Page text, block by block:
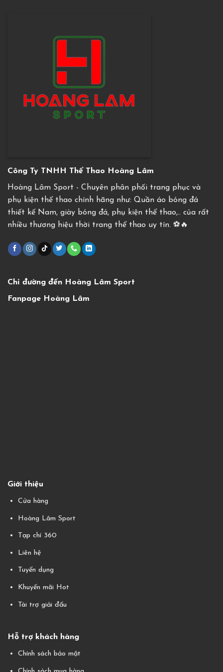
Công Ty TNHH Thể Thao Hoàng Lâm
Hoàng Lâm Sport - Chuyên phân phối trang phục và
phụ kiện thể thao chính hãng như: Quần áo bóng đá
thiết kế Nam, giày bóng đá, phụ kiện thể thao,.. của rất
nhiều thương hiệu thời trang thể thao uy tín. ⚽️🔥
Giới thiệu
Cửa hàng
Hoàng Lâm Sport
Tạp chí 360
Liên hệ
Tuyển dụng
Khuyến mãi Hot
Tài trợ giải đấu
Hỗ trợ khách hàng
Chính sách bảo mật
Chỉ đường đến Hoàng Lâm Sport
Fanpage Hoàng Lâm